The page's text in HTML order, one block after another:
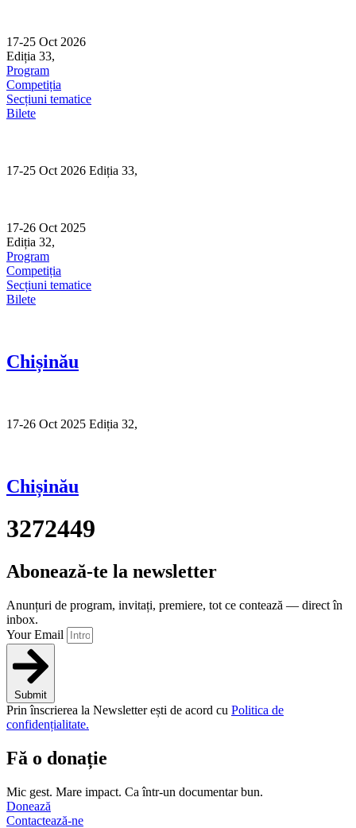
content
17-25 Oct 2026
Ediția 33,
Program
Competiția
Secțiuni tematice
Bilete
17-25 Oct 2026 Ediția 33,
17-26 Oct 2025
Ediția 32,
Program
Competiția
Secțiuni tematice
Bilete
Chișinău
17-26 Oct 2025 Ediția 32,
Chișinău
3272449
Abonează-te la newsletter
Anunțuri de program, invitați, premiere, tot ce contează — direct în
inbox.
Your Email
Submit
Prin înscrierea la Newsletter ești de acord cu Politica de
confidențialitate.
Fă o donație
Mic gest. Mare impact. Ca într-un documentar bun.
Donează
Contactează-ne